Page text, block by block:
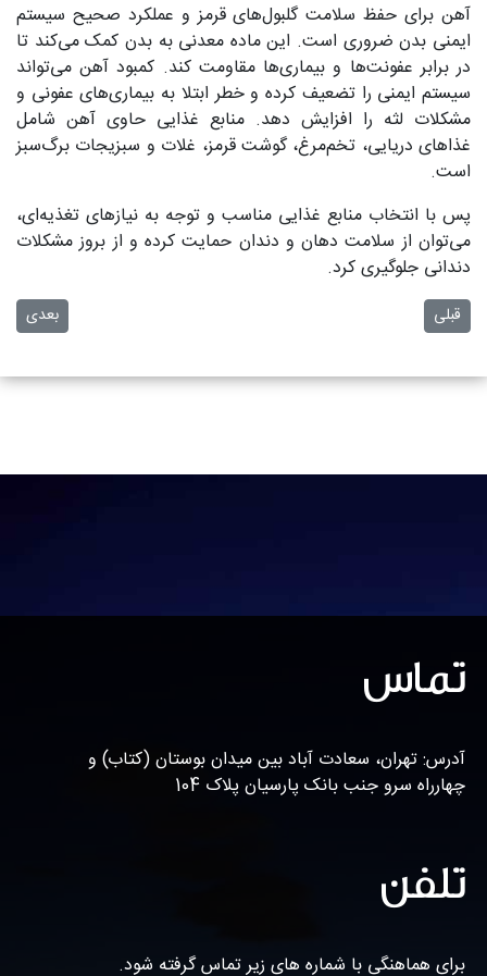
آهن برای حفظ سلامت گلبول‌های قرمز و عملکرد صحیح سیستم
ایمنی بدن ضروری است. این ماده معدنی به بدن کمک می‌کند تا
در برابر عفونت‌ها و بیماری‌ها مقاومت کند. کمبود آهن می‌تواند
سیستم ایمنی را تضعیف کرده و خطر ابتلا به بیماری‌های عفونی و
مشکلات لثه را افزایش دهد. منابع غذایی حاوی آهن شامل
غذاهای دریایی، تخم‌مرغ، گوشت قرمز، غلات و سبزیجات برگ‌سبز
است.
پس با انتخاب منابع غذایی مناسب و توجه به نیازهای تغذیه‌ای،
می‌توان از سلامت دهان و دندان حمایت کرده و از بروز مشکلات
دندانی جلوگیری کرد.
مطلب قبلی: انواع لکه های روی دندان
قبلی مطلب
بعدی
تماس
آدرس: تهران، سعادت آباد بین میدان بوستان (کتاب) و
چهارراه سرو جنب بانک پارسیان پلاک 104
تلفن
برای هماهنگی با شماره های زیر تماس گرفته شود.